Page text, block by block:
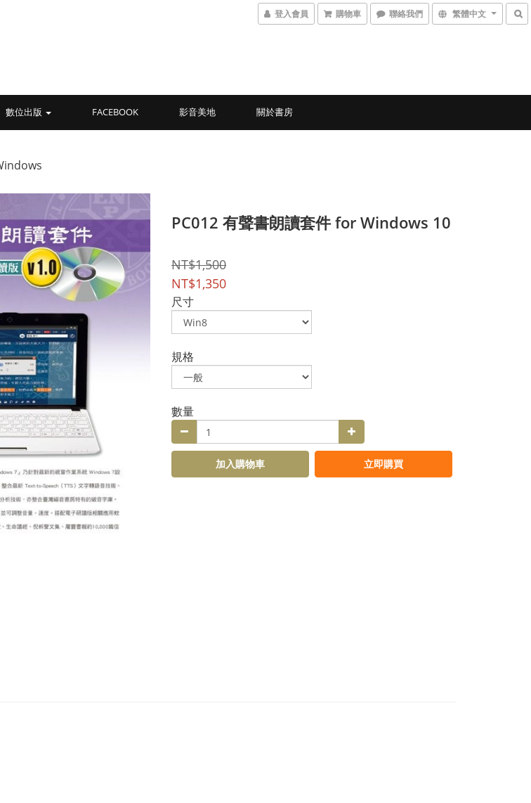
登入會員 購物車 聯絡我們 繁體中文
數位出版 FACEBOOK 影音美地 關於書房
PC012 有聲書朗讀套件 for Windows 10
NT$1,500
NT$1,350
尺寸
規格
數量
加入購物車 立即購買